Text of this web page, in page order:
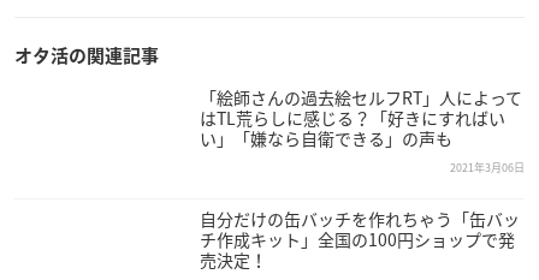
2021年6月上旬〜中旬頃
オタ活の関連記事
「絵師さんの過去絵セルフRT」人によって
はTL荒らしに感じる？「好きにすればい
い」「嫌なら自衛できる」の声も
2021年3月06日
自分だけの缶バッチを作れちゃう「缶バッ
チ作成キット」全国の100円ショップで発
売決定！